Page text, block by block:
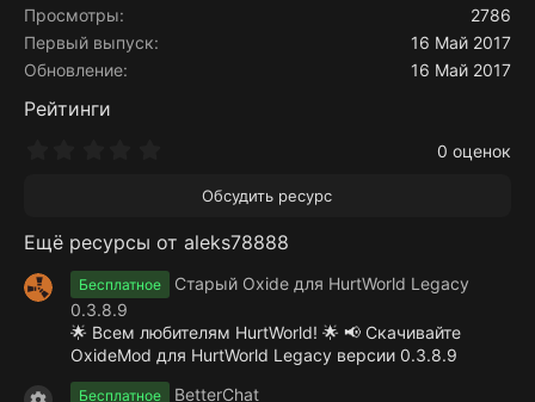
:Просмотры
2786
Первый выпуск
16 Май 2017
Обновление
16 Май 2017
Рейтинги
в
з
д
0 оценок
Обсудить ресурс
Ещё ресурсы от aleks78888
Бесплатное
Старый Oxide для HurtWorld Legacy
0.3.8.9
🌟 Всем любителям HurtWorld! 🌟 📢 Скачивайте
OxideMod для HurtWorld Legacy версии 0.3.8.9
Бесплатное
BetterChat